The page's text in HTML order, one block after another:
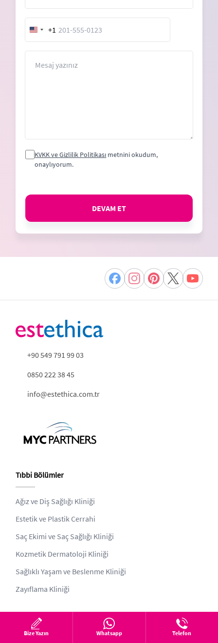
United
States
+1
KVKK ve Gizlilik Politikası metnini okudum,
onaylıyorum.
DEVAM ET
+90 549 791 99 03
0850 222 38 45
info@estethica.com.tr
Tıbbi Bölümler
Ağız ve Diş Sağlığı Kliniği
Estetik ve Plastik Cerrahi
Saç Ekimi ve Saç Sağlığı Kliniği
Kozmetik Dermatoloji Kliniği
Sağlıklı Yaşam ve Beslenme Kliniği
Zayıflama Kliniği
Kurumsal
Bize Yazın Whatsapp Telefon